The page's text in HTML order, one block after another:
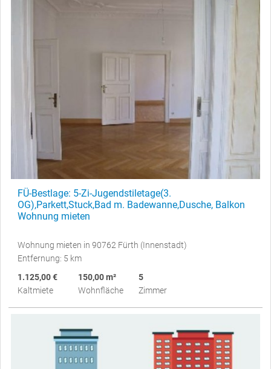
FÜ-Bestlage: 5-Zi-Jugendstiletage(3.
OG),Parkett,Stuck,Bad m. Badewanne,Dusche, Balkon
Wohnung mieten
Wohnung mieten in 90762 Fürth (Innenstadt)
Entfernung: 5 km
1.125,00 €
Kaltmiete
150,00 m²
Wohnfläche
5
Zimmer